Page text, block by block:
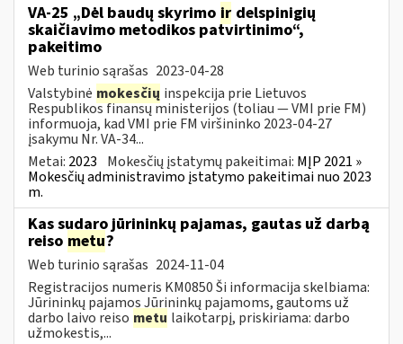
VA-25 „Dėl baudų skyrimo ir delspinigių
skaičiavimo metodikos patvirtinimo“,
pakeitimo
Web turinio sąrašas 2023-04-28
Valstybinė mokesčių inspekcija prie Lietuvos
Respublikos finansų ministerijos (toliau ― VMI prie FM)
informuoja, kad VMI prie FM viršininko 2023-04-27
įsakymu Nr. VA-34...
Metai: 2023 Mokesčių įstatymų pakeitimai: MĮP 2021 »
Mokesčių administravimo įstatymo pakeitimai nuo 2023
m.
Kas sudaro jūrininkų pajamas, gautas už darbą
reiso metu?
Web turinio sąrašas 2024-11-04
Registracijos numeris KM0850 Ši informacija skelbiama:
Jūrininkų pajamos Jūrininkų pajamoms, gautoms už
darbo laivo reiso metu laikotarpį, priskiriama: darbo
užmokestis,...